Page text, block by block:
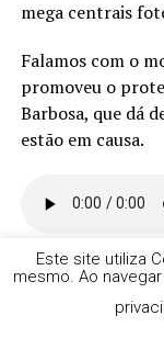
mega centrais
Falamos com o
promoveu o
Barbosa, que dá
estão em causa.
Este site utiliza
mesmo. Ao